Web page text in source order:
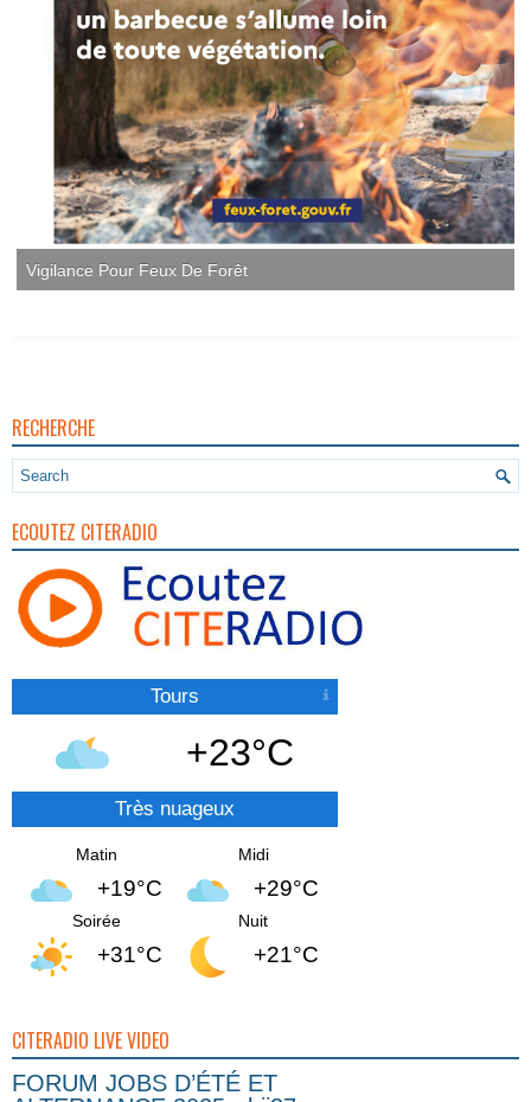
Vigilance Pour Feux De Forêt
RECHERCHE
ECOUTEZ CITERADIO
Tours
+23°C
Très nuageux
Matin
+19°C
Midi
+29°C
Soirée
+31°C
Nuit
+21°C
CITERADIO LIVE VIDEO
FORUM JOBS D’ÉTÉ ET